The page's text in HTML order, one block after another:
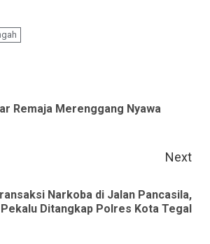
Remaja Merenggang Nyawa
Next
Narkoba di Jalan Pancasila,
Pekalu Ditangkap Polres Kota Tegal